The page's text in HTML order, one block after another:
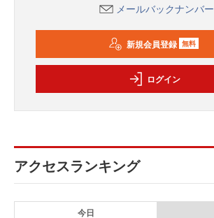
メールバックナンバー
新規会員登録 無料
ログイン
アクセスランキング
今日